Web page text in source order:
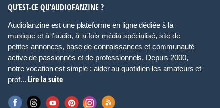
QU’EST-CE QU’AUDIOFANZINE ?
Audiofanzine est une plateforme en ligne dédiée à la
musique et à l’audio, à la fois média spécialisé, site de
petites annonces, base de connaissances et communauté
active de passionnés et de professionnels. Depuis 2000,
notre vocation est simple : aider au quotidien les amateurs et
prof... Lire la suite